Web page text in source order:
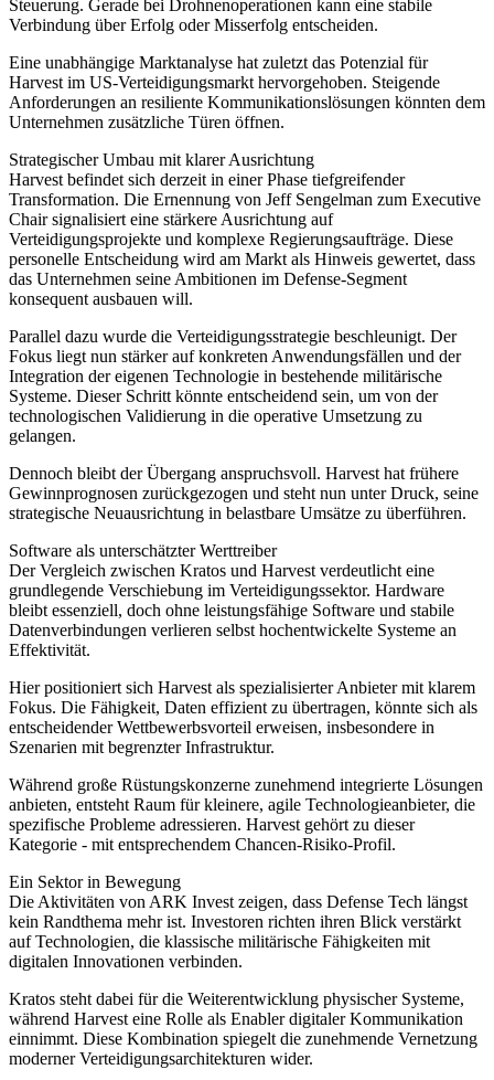
Steuerung. Gerade bei Drohnenoperationen kann eine stabile
Verbindung über Erfolg oder Misserfolg entscheiden.
Eine unabhängige Marktanalyse hat zuletzt das Potenzial für
Harvest im US-Verteidigungsmarkt hervorgehoben. Steigende
Anforderungen an resiliente Kommunikationslösungen könnten dem
Unternehmen zusätzliche Türen öffnen.
Strategischer Umbau mit klarer Ausrichtung
Harvest befindet sich derzeit in einer Phase tiefgreifender
Transformation. Die Ernennung von Jeff Sengelman zum Executive
Chair signalisiert eine stärkere Ausrichtung auf
Verteidigungsprojekte und komplexe Regierungsaufträge. Diese
personelle Entscheidung wird am Markt als Hinweis gewertet, dass
das Unternehmen seine Ambitionen im Defense-Segment
konsequent ausbauen will.
Parallel dazu wurde die Verteidigungsstrategie beschleunigt. Der
Fokus liegt nun stärker auf konkreten Anwendungsfällen und der
Integration der eigenen Technologie in bestehende militärische
Systeme. Dieser Schritt könnte entscheidend sein, um von der
technologischen Validierung in die operative Umsetzung zu
gelangen.
Dennoch bleibt der Übergang anspruchsvoll. Harvest hat frühere
Gewinnprognosen zurückgezogen und steht nun unter Druck, seine
strategische Neuausrichtung in belastbare Umsätze zu überführen.
Software als unterschätzter Werttreiber
Der Vergleich zwischen Kratos und Harvest verdeutlicht eine
grundlegende Verschiebung im Verteidigungssektor. Hardware
bleibt essenziell, doch ohne leistungsfähige Software und stabile
Datenverbindungen verlieren selbst hochentwickelte Systeme an
Effektivität.
Hier positioniert sich Harvest als spezialisierter Anbieter mit klarem
Fokus. Die Fähigkeit, Daten effizient zu übertragen, könnte sich als
entscheidender Wettbewerbsvorteil erweisen, insbesondere in
Szenarien mit begrenzter Infrastruktur.
Während große Rüstungskonzerne zunehmend integrierte Lösungen
anbieten, entsteht Raum für kleinere, agile Technologieanbieter, die
spezifische Probleme adressieren. Harvest gehört zu dieser
Kategorie - mit entsprechendem Chancen-Risiko-Profil.
Ein Sektor in Bewegung
Die Aktivitäten von ARK Invest zeigen, dass Defense Tech längst
kein Randthema mehr ist. Investoren richten ihren Blick verstärkt
auf Technologien, die klassische militärische Fähigkeiten mit
digitalen Innovationen verbinden.
Kratos steht dabei für die Weiterentwicklung physischer Systeme,
während Harvest eine Rolle als Enabler digitaler Kommunikation
einnimmt. Diese Kombination spiegelt die zunehmende Vernetzung
moderner Verteidigungsarchitekturen wider.